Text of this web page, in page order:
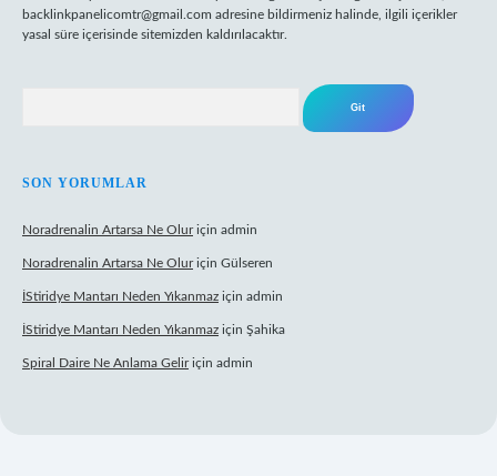
backlinkpanelicomtr@gmail.com adresine bildirmeniz halinde, ilgili içerikler
yasal süre içerisinde sitemizden kaldırılacaktır.
SON YORUMLAR
Noradrenalin Artarsa Ne Oluriçin admin
Noradrenalin Artarsa Ne Oluriçin Gülseren
İStiridye Mantarı Neden Yıkanmaz için admin
İStiridye Mantarı Neden Yıkanmaz için Şahika
Spiral Daire Ne Anlama Geliriçin admin